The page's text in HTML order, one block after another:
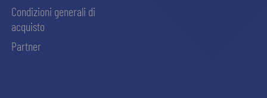
Condizioni generali di
acquisto
Partner